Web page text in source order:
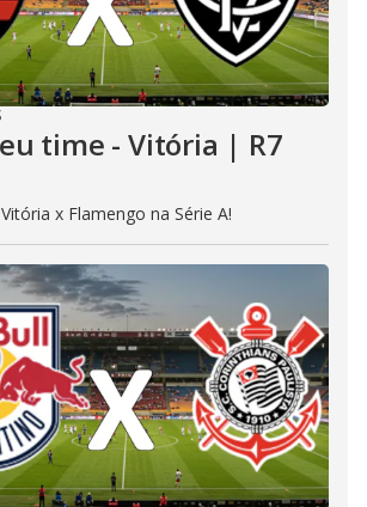
time - Vitória | R7
x Flamengo na Série A!